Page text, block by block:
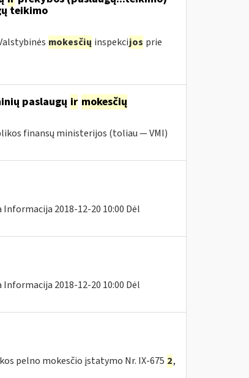
teikimo
mokesčių inspekcijos prie
paslaugų ir mokesčių
finansų ministerijos (toliau ― VMI)
Informacija 2018-12-20 10:00 Dėl
Informacija 2018-12-20 10:00 Dėl
pelno mokesčio įstatymo Nr. IX-675 2,